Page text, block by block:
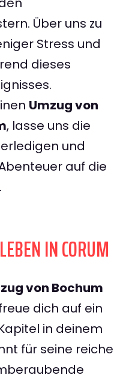
Über uns zu
Stress und
dieses
Umzug von
, lasse uns die
und
auf die
IN CORUM
von Bochum
dich auf ein
in deinem
für seine reiche